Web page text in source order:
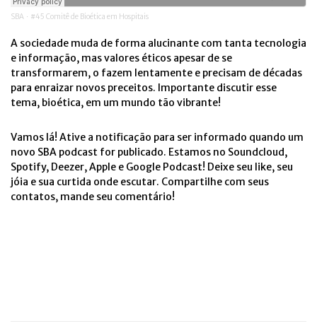
SBA · #45 Comitê de Bioética em Hospitais
A sociedade muda de forma alucinante com tanta tecnologia
e informação, mas valores éticos apesar de se
transformarem, o fazem lentamente e precisam de décadas
para enraizar novos preceitos. Importante discutir esse
tema, bioética, em um mundo tão vibrante!
Vamos lá! Ative a notificação para ser informado quando um
novo SBA podcast for publicado. Estamos no Soundcloud,
Spotify, Deezer, Apple e Google Podcast! Deixe seu like, seu
jóia e sua curtida onde escutar. Compartilhe com seus
contatos, mande seu comentário!